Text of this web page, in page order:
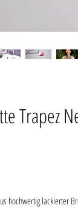
Trapez
hochwertig lackierter